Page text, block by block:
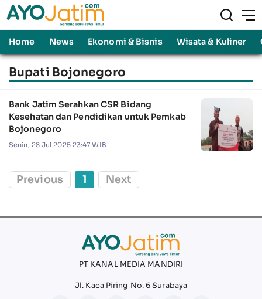
Home News Ekonomi & Bisnis Wisata & Kuliner
Bupati Bojonegoro
Bank Jatim Serahkan CSR Bidang
Kesehatan dan Pendidikan untuk Pemkab
Bojonegoro
Senin, 28 Jul 2025 23:47 WIB
Previous 1 Next
PT KANAL MEDIA MANDIRI
Jl. Kaca Piring No. 6 Surabaya